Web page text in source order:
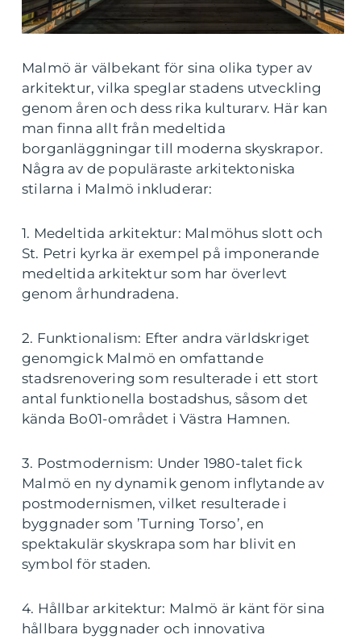
Malmö är välbekant för sina olika typer av
arkitektur, vilka speglar stadens utveckling
genom åren och dess rika kulturarv. Här kan
man finna allt från medeltida
borganläggningar till moderna skyskrapor.
Några av de populäraste arkitektoniska
stilarna i Malmö inkluderar:
1. Medeltida arkitektur: Malmöhus slott och
St. Petri kyrka är exempel på imponerande
medeltida arkitektur som har överlevt
genom århundradena.
2. Funktionalism: Efter andra världskriget
genomgick Malmö en omfattande
stadsrenovering som resulterade i ett stort
antal funktionella bostadshus, såsom det
kända Bo01-området i Västra Hamnen.
3. Postmodernism: Under 1980-talet fick
Malmö en ny dynamik genom inflytande av
postmodernismen, vilket resulterade i
byggnader som ’Turning Torso’, en
spektakulär skyskrapa som har blivit en
symbol för staden.
4. Hållbar arkitektur: Malmö är känt för sina
hållbara byggnader och innovativa